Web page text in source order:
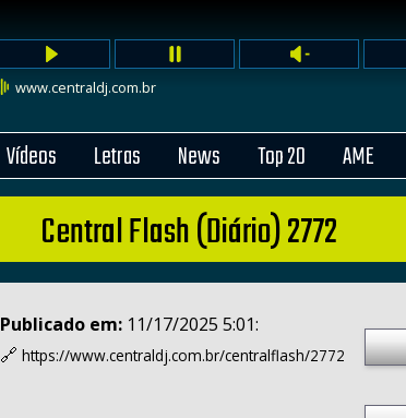
www.centraldj.com.br
Vídeos Letras News Top 20 AME
Central Flash (Diário) 2772
Publicado em: 11/17/2025 5:01:
🔗 https://www.centraldj.com.br/centralflash/2772